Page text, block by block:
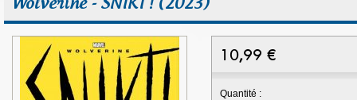
Wolverine - SNIKT ! (2023)
10,99 €
Quantité :